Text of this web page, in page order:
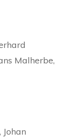
Malherbe,